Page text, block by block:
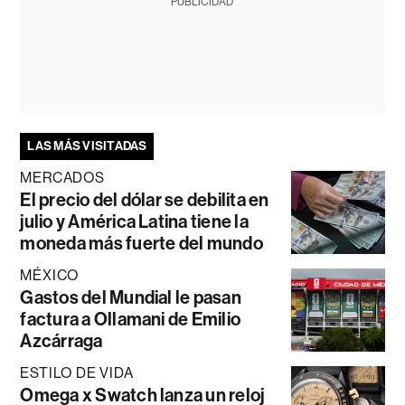
LAS MÁS VISITADAS
MERCADOS
El precio del dólar se debilita en
julio y América Latina tiene la
moneda más fuerte del mundo
MÉXICO
Gastos del Mundial le pasan
factura a Ollamani de Emilio
Azcárraga
ESTILO DE VIDA
Omega x Swatch lanza un reloj